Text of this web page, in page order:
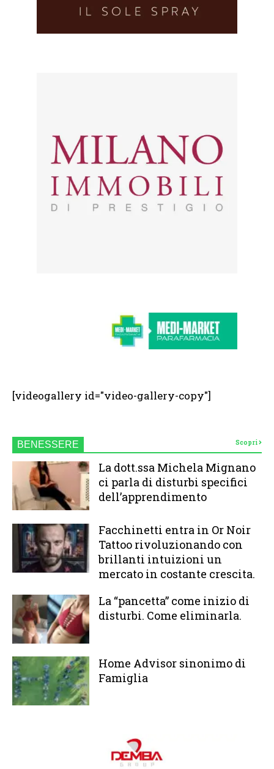
[videogallery id="video-gallery-copy"]
BENESSERE Scopri
La dott.ssa Michela Mignano
ci parla di disturbi specifici
dell’apprendimento
Facchinetti entra in Or Noir
Tattoo rivoluzionando con
brillanti intuizioni un
mercato in costante crescita.
La “pancetta” come inizio di
disturbi. Come eliminarla.
Home Advisor sinonimo di
Famiglia